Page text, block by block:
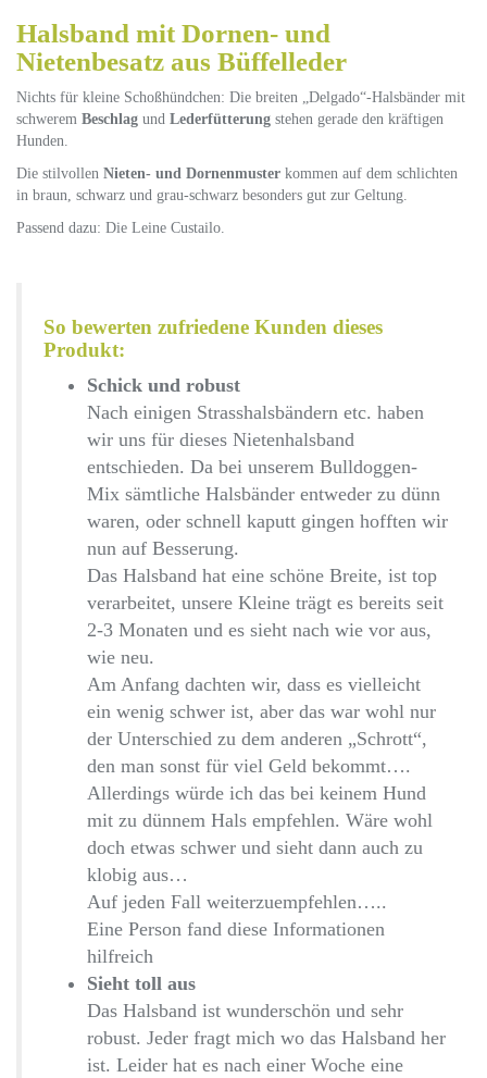
Halsband mit Dornen- und
Nietenbesatz aus Büffelleder
Nichts für kleine Schoßhündchen: Die breiten „Delgado“-Halsbänder mit
schwerem Beschlag und Lederfütterung stehen gerade den kräftigen
Hunden.
Die stilvollen Nieten- und Dornenmuster kommen auf dem schlichten
in braun, schwarz und grau-schwarz besonders gut zur Geltung.
Passend dazu: Die Leine Custailo.
So bewerten zufriedene Kunden dieses
Produkt:
Schick und robust
Nach einigen Strasshalsbändern etc. haben
wir uns für dieses Nietenhalsband
entschieden. Da bei unserem Bulldoggen-
Mix sämtliche Halsbänder entweder zu dünn
waren, oder schnell kaputt gingen hofften wir
nun auf Besserung.
Das Halsband hat eine schöne Breite, ist top
verarbeitet, unsere Kleine trägt es bereits seit
2-3 Monaten und es sieht nach wie vor aus,
wie neu.
Am Anfang dachten wir, dass es vielleicht
ein wenig schwer ist, aber das war wohl nur
der Unterschied zu dem anderen „Schrott“,
den man sonst für viel Geld bekommt….
Allerdings würde ich das bei keinem Hund
mit zu dünnem Hals empfehlen. Wäre wohl
doch etwas schwer und sieht dann auch zu
klobig aus…
Auf jeden Fall weiterzuempfehlen…..
Eine Person fand diese Informationen
hilfreich
Sieht toll aus
Das Halsband ist wunderschön und sehr
robust. Jeder fragt mich wo das Halsband her
ist. Leider hat es nach einer Woche eine